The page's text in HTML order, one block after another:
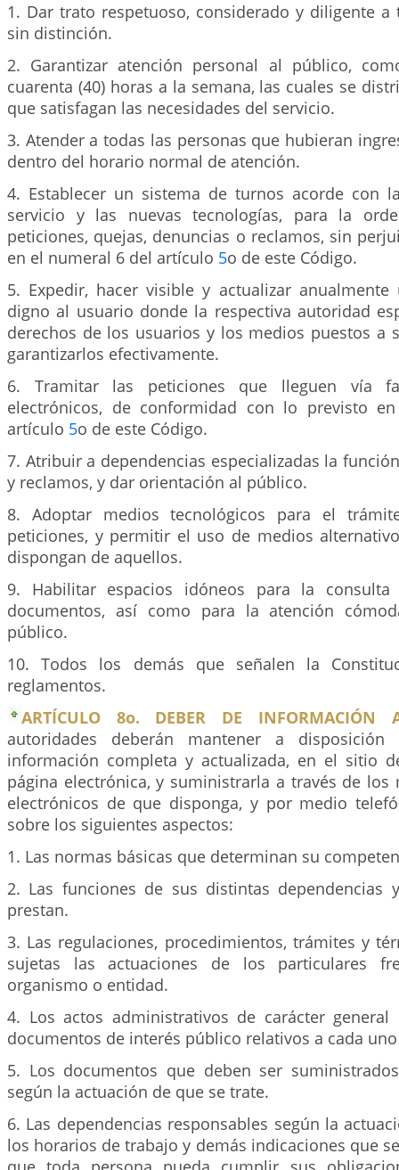
1. Dar trato respetuoso, considerado y diligente a
sin distinción.
2. Garantizar atención personal al público,
cuarenta (40) horas a la semana, las cuales se
que satisfagan las necesidades del servicio.
3. Atender a todas las personas que hubieran
dentro del horario normal de atención.
4. Establecer un sistema de turnos acorde con
servicio y las nuevas tecnologías, para la
peticiones, quejas, denuncias o reclamos, sin
en el numeral 6 del artículo 5o de este Código.
5. Expedir, hacer visible y actualizar
digno al usuario donde la respectiva autoridad
derechos de los usuarios y los medios puestos a
garantizarlos efectivamente.
6. Tramitar las peticiones que lleguen vía
electrónicos, de conformidad con lo previsto
artículo 5o de este Código.
7. Atribuir a dependencias especializadas la
y reclamos, y dar orientación al público.
8. Adoptar medios tecnológicos para el
peticiones, y permitir el uso de medios
dispongan de aquellos.
9. Habilitar espacios idóneos para la
documentos, así como para la atención
público.
10. Todos los demás que señalen la
reglamentos.
ARTÍCULO 8o. DEBER DE
autoridades deberán mantener a
información completa y actualizada, en el sitio
página electrónica, y suministrarla a través de los
electrónicos de que disponga, y por medio
sobre los siguientes aspectos:
1. Las normas básicas que determinan su
2. Las funciones de sus distintas dependencias
prestan.
3. Las regulaciones, procedimientos, trámites y
sujetas las actuaciones de los particulares
organismo o entidad.
4. Los actos administrativos de carácter
documentos de interés público relativos a cada
5. Los documentos que deben ser
según la actuación de que se trate.
6. Las dependencias responsables según la
los horarios de trabajo y demás indicaciones que